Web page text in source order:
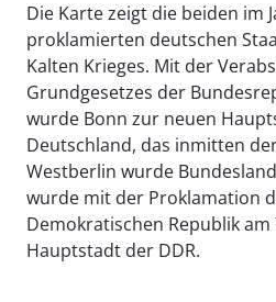
Die Karte zeigt die beiden im
proklamierten deutschen
Kalten Krieges. Mit der
Grundgesetzes der
wurde Bonn zur neuen
Deutschland, das inmitten
Westberlin wurde
wurde mit der Proklamation
Demokratischen Republik
Hauptstadt der DDR.